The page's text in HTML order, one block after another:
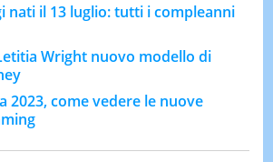
nati il 13 luglio: tutti i compleanni
Wright nuovo modello di
2023, come vedere le nuove